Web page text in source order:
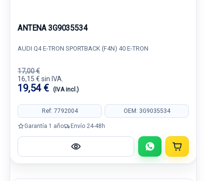
ANTENA 3G9035534
AUDI Q4 E-TRON SPORTBACK (F4N) 40 E-TRON
17,00 €
16,15 € sin IVA.
19,54 € (IVA incl.)
Ref: 7792004 OEM: 3G9035534
Garantía 1 año Envío 24-48h